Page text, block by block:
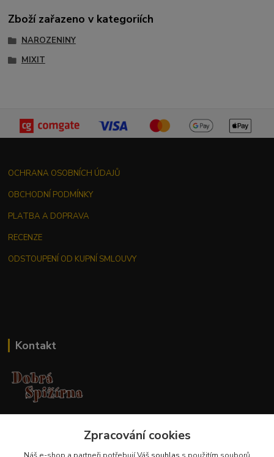
Zboží zařazeno v kategoriích
NAROZENINY
MIXIT
OCHRANA OSOBNÍCH ÚDAJŮ
OBCHODNÍ PODMÍNKY
PLATBA A DOPRAVA
RECENZE
ODSTOUPENÍ OD KUPNÍ SMLOUVY
Kontakt
+420 737 551 994Zpracování cookies